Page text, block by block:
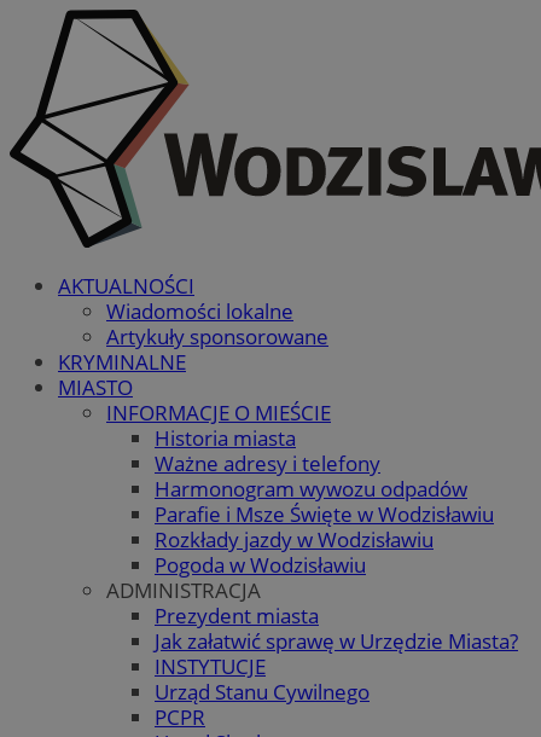
AKTUALNOŚCI
Wiadomości lokalne
Artykuły sponsorowane
KRYMINALNE
MIASTO
INFORMACJE O MIEŚCIE
Historia miasta
Ważne adresy i telefony
Harmonogram wywozu odpadów
Parafie i Msze Święte w Wodzisławiu
Rozkłady jazdy w Wodzisławiu
Pogoda w Wodzisławiu
ADMINISTRACJA
Prezydent miasta
Jak załatwić sprawę w Urzędzie Miasta?
INSTYTUCJE
Urząd Stanu Cywilnego
PCPR